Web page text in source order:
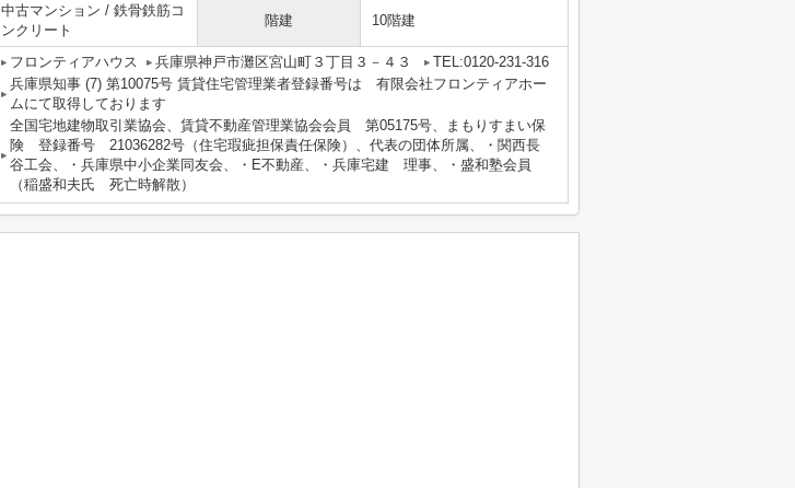
中古マンション / 鉄骨鉄筋コ
ンクリート
階建 10階建
フロンティアハウス 兵庫県神戸市灘区宮山町３丁目３－４３
TEL:0120-231-316
兵庫県知事 (7) 第10075号 賃貸住宅管理業者登録番号は 有限会社フロンティアホー
ムにて取得しております
全国宅地建物取引業協会、賃貸不動産管理業協会会員 第05175号、まもりすまい保
険 登録番号 21036282号（住宅瑕疵担保責任保険）、代表の団体所属、・関西長
谷工会、・兵庫県中小企業同友会、・E不動産、・兵庫宅建 理事、・盛和塾会員
（稲盛和夫氏 死亡時解散）